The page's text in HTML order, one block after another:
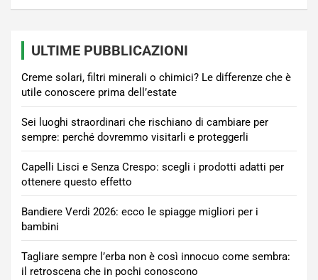
ULTIME PUBBLICAZIONI
Creme solari, filtri minerali o chimici? Le differenze che è
utile conoscere prima dell’estate
Sei luoghi straordinari che rischiano di cambiare per
sempre: perché dovremmo visitarli e proteggerli
Capelli Lisci e Senza Crespo: scegli i prodotti adatti per
ottenere questo effetto
Bandiere Verdi 2026: ecco le spiagge migliori per i
bambini
Tagliare sempre l’erba non è così innocuo come sembra:
il retroscena che in pochi conoscono